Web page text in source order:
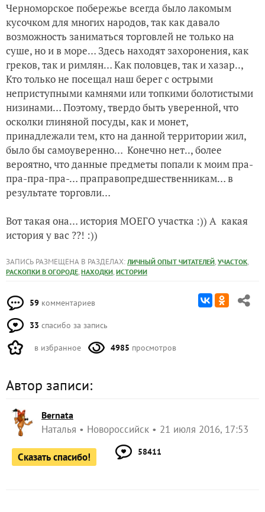
Черноморское побережье всегда было лакомым
кусочком для многих народов, так как давало
возможность заниматься торговлей не только на
суше, но и в море… Здесь находят захоронения, как
греков, так и римлян… Как половцев, так и хазар..,
Кто только не посещал наш берег с острыми
неприступными камнями или топкими болотистыми
низинами… Поэтому, твердо быть уверенной, что
осколки глиняной посуды, как и монет,
принадлежали тем, кто на данной территории жил,
было бы самоуверенно… Конечно нет.., более
вероятно, что данные предметы попали к моим пра-
пра-пра-пра-… праправопредшественникам… в
результате торговли…
Вот такая она… история МОЕГО участка :)) А какая
история у вас ??! :))
ЗАПИСЬ РАЗМЕЩЕНА В РАЗДЕЛАХ: ЛИЧНЫЙ ОПЫТ ЧИТАТЕЛЕЙ, УЧАСТОК,
РАСКОПКИ В ОГОРОДЕ, НАХОДКИ, ИСТОРИИ
59 комментариев
33 спасибо за запись
в избранное 4985 просмотров
Автор записи:
Bernata
Наталья Новороссийск 21 июля 2016, 17:53
Сказать спасибо! 58411